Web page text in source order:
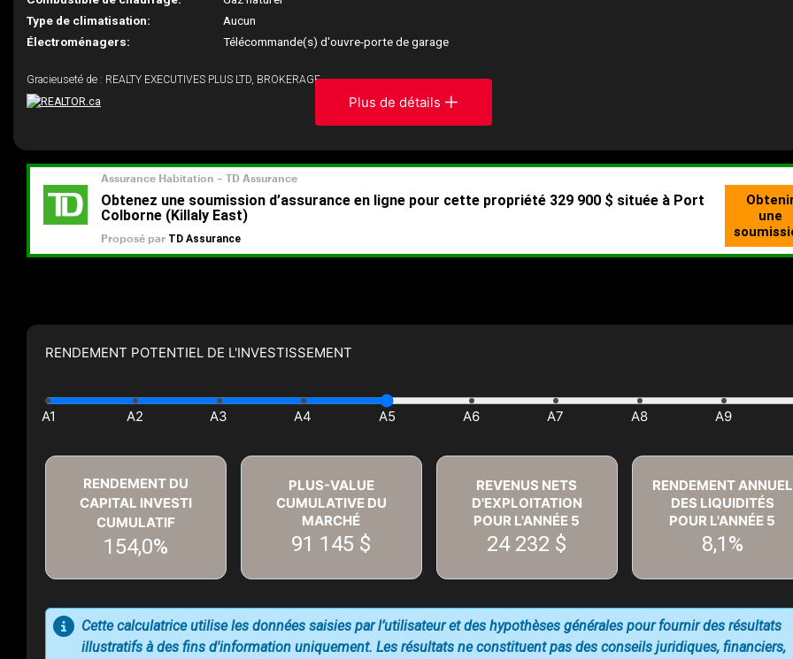
Type de climatisation:
Aucun
Électroménagers:
Télécommande(s) d'ouvre-porte de garage
Gracieuseté de : REALTY EXECUTIVES PLUS LTD, BROKERAGE
Plus de détails
RENDEMENT POTENTIEL DE L'INVESTISSEMENT
RENDEMENT DU
CAPITAL INVESTI
CUMULATIF
154,0%
PLUS-VALUE
CUMULATIVE DU
MARCHÉ
91 145 $
REVENUS NETS
D'EXPLOITATION
POUR L'ANNÉE 5
24 232 $
RENDEMENT ANNUEL
DES LIQUIDITÉS
POUR L'ANNÉE 5
8,1%
Cette calculatrice utilise les données saisies par l’utilisateur et des hypothèses générales pour fournir des résultats
illustratifs à des fins d'information uniquement. Les résultats ne constituent pas des conseils juridiques, financiers,